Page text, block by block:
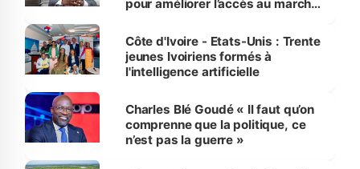
pour améliorer l’accès au marché
Côte d'Ivoire - Etats-Unis : Trente
jeunes Ivoiriens formés à
l'intelligence artificielle
Charles Blé Goudé « Il faut qu’on
comprenne que la politique, ce
n’est pas la guerre »